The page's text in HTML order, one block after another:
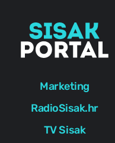
Marketing
RadioSisak.hr
TV Sisak